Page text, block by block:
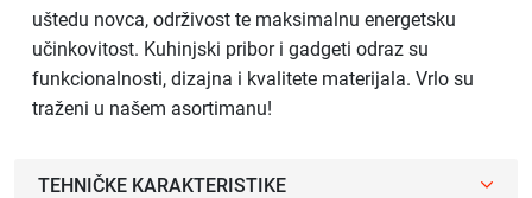
uštedu novca, održivost te maksimalnu energetsku
učinkovitost. Kuhinjski pribor i gadgeti odraz su
funkcionalnosti, dizajna i kvalitete materijala. Vrlo su
traženi u našem asortimanu!
TEHNIČKE KARAKTERISTIKE